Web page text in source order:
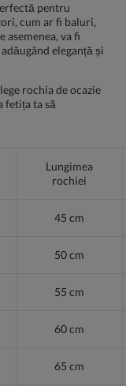
pentru
cum ar fi baluri,
asemenea, va fi
eleganță și
rochia de ocazie
fetița ta să
Lungimea
rochiei
45 cm
50 cm
55 cm
60 cm
65 cm